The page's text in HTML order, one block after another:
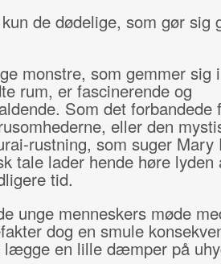
de dødelige, som gør sig
monstre, som gemmer sig
rum, er fascinerende og
Som det forbandede
eller den
rustning, som suger Mary
tale lader hende høre lyden
tid.
unge menneskers møde
dog en smule
en lille dæmper på